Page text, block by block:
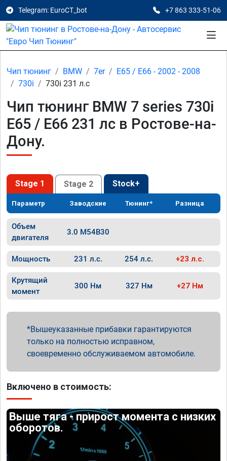
Telegram: EuroCT_bot +7 863 333-51-06
Чип тюнинг BMW 7er
E65 / E66 - 2002 - 2008
730i
730i 231 л.с
Чип тюнинг BMW 7 series 730i
E65 / E66 231 лс в Ростове-на-
Дону.
Stage 1 Stage 2 Stock+
Параметр Заводские Тюнинг* Разница
Объем
двигателя
3.0 M54B30
Мощность 231 л.с. 254 л.с. +23 л.с.
Крутящий
момент
300 Нм 327 Нм +27 Нм
Вышеуказанные прибавки гарантируются
только на полностью исправном,
своевременно обслуживаемом автомобиле.
Включено в стоимость:
Выше тяга - прирост момента с низких
оборотов.